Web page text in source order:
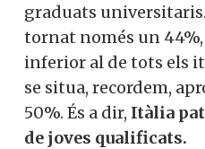
graduats
tornat només un
inferior al de tots els
se situa, recordem,
50%. És a dir, Itàlia
de joves qualificats.